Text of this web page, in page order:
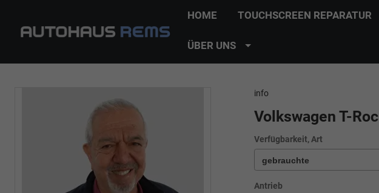
HOME TOUCHSCREEN REPARATUR
ÜBER UNS
info
Volkswagen T-Roc
Verfügbarkeit, Art
Antrieb